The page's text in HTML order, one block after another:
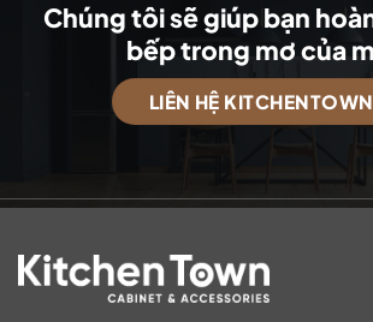
Chúng tôi sẽ giúp bạn
bếp trong mơ của
LIÊN HỆ KITCHENTOWN